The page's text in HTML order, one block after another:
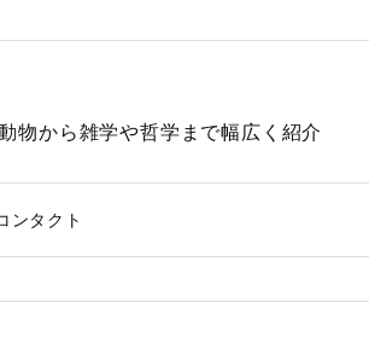
物から雑学や哲学まで幅広く紹介
ンタクト